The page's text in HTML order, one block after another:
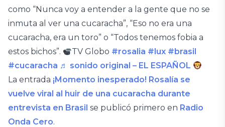
como “Nunca voy a entender a la gente que no se
inmuta al ver una cucaracha”, “Eso no era una
cucaracha, era un toro” o “Todos tenemos fobia a
estos bichos”.
TV Globo #rosalia #lux #brasil
#cucaracha ♬ sonido original – EL ESPAÑOL
La entrada ¡Momento inesperado! Rosalía se
vuelve viral al huir de una cucaracha durante
entrevista en Brasil se publicó primero en Radio
Onda Cero.